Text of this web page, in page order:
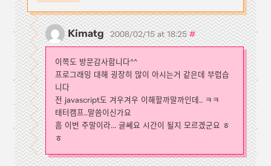
Kimatg 2008/02/15 at 18:25#
이쪽도 방문감사합니다^^
프로그래밍 대해 굉장히 많이 아시는거 같은데 부럽습
니다
전 javascript도 겨우겨우 이해할까말까인데.. ㅋㅋ
태터캠프..말씀이신가요
흠 이번 주말이라... 글쎄요 시간이 될지 모르겠군요 ㅎ
ㅎ